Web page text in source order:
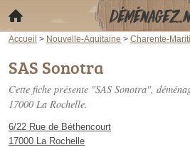
Accueil > Nouvelle-Aquitaine > Charente-
SAS Sonotra
Cette fiche présente "SAS Sonotra",
17000 La Rochelle.
6/22 Rue de Béthencourt
17000 La Rochelle